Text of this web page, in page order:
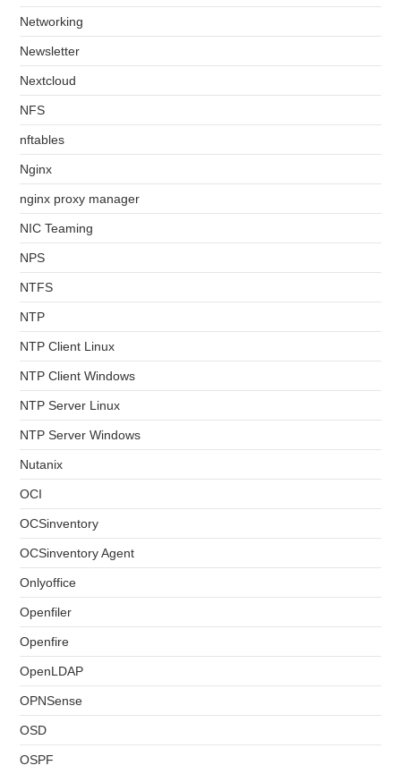
Networking
Newsletter
Nextcloud
NFS
nftables
Nginx
nginx proxy manager
NIC Teaming
NPS
NTFS
NTP
NTP Client Linux
NTP Client Windows
NTP Server Linux
NTP Server Windows
Nutanix
OCI
OCSinventory
OCSinventory Agent
Onlyoffice
Openfiler
Openfire
OpenLDAP
OPNSense
OSD
OSPF